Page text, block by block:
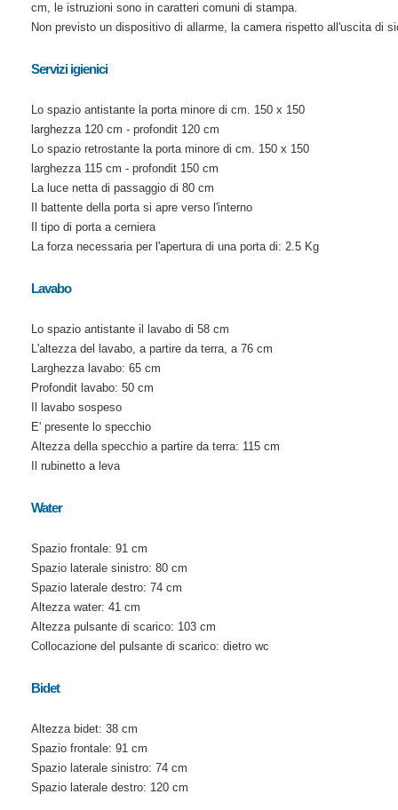
cm, le istruzioni sono in caratteri comuni di stampa.
Non previsto un dispositivo di allarme, la camera rispetto all'uscita di
Servizi igienici
Lo spazio antistante la porta minore di cm. 150 x 150
larghezza 120 cm - profondit 120 cm
Lo spazio retrostante la porta minore di cm. 150 x 150
larghezza 115 cm - profondit 150 cm
La luce netta di passaggio di 80 cm
Il battente della porta si apre verso l'interno
Il tipo di porta a cerniera
La forza necessaria per l'apertura di una porta di: 2.5 Kg
Lavabo
Lo spazio antistante il lavabo di 58 cm
L'altezza del lavabo, a partire da terra, a 76 cm
Larghezza lavabo: 65 cm
Profondit lavabo: 50 cm
Il lavabo sospeso
E' presente lo specchio
Altezza della specchio a partire da terra: 115 cm
Il rubinetto a leva
Water
Spazio frontale: 91 cm
Spazio laterale sinistro: 80 cm
Spazio laterale destro: 74 cm
Altezza water: 41 cm
Altezza pulsante di scarico: 103 cm
Collocazione del pulsante di scarico: dietro wc
Bidet
Altezza bidet: 38 cm
Spazio frontale: 91 cm
Spazio laterale sinistro: 74 cm
Spazio laterale destro: 120 cm